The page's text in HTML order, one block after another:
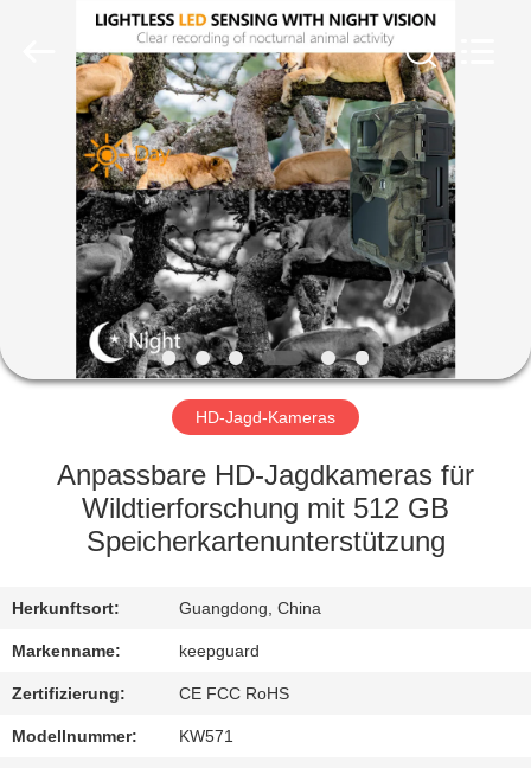
HAUSE
PRODUKTE
VIDEOS
ÜBER
WERKSBESICHTIGUNG
KONTAKT
MIT
UNS
HD-Jagd-Kameras
Anpassbare HD-Jagdkameras für
Wildtierforschung mit 512 GB
Speicherkartenunterstützung
Herkunftsort: Guangdong, China
Markenname: keepguard
Zertifizierung: CE FCC RoHS
Modellnummer: KW571